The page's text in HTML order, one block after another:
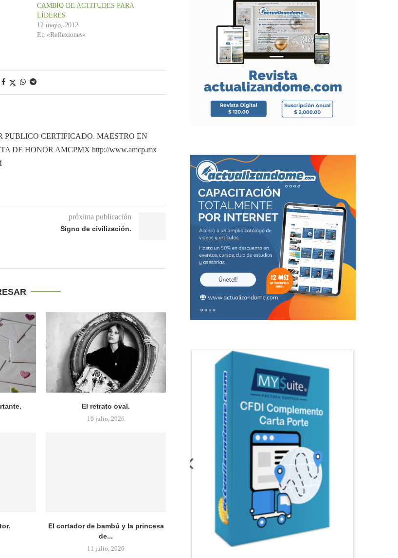
CAMBIO DE ACTITUDES PARA
LÍDERES
12 mayo, 2012
En «Reflexiones»
CERTIFICADO. MAESTRO EN
DE HONOR AMCPMX http://www.amcp.mx
próxima publicación
Signo de civilización.
El retrato oval.
19 julio, 2026
El cortador de bambú y la princesa
de...
11 julio, 2026